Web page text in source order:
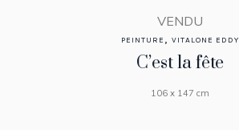
VENDU
PEINTURE , VITALONE EDDY
C’est la fête
106 x 147 cm